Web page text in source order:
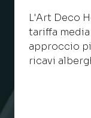
L'Art Deco
tariffa
approccio
ricavi